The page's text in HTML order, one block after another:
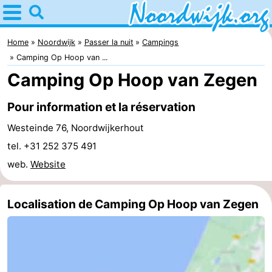
Home
Noordwijk
Astuces
les
enfants
Passer
la
nuit
Appartements
Campings
Chambre
Home Noordwijk Passer la nuit
Campings
Camping Op Hoop van ...
Camping Op Hoop van Zegen
Pour information et la réservation
Westeinde 76, Noordwijkerhout
tel. +31 252 375 491
web. Website
Localisation de Camping Op Hoop van Zegen